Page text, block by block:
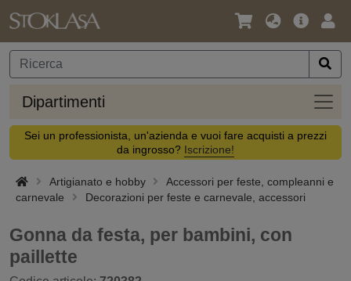
Lingua
Valuta
Offerta
Dipartimenti
Sei un professionista, un'azienda e vuoi fare acquisti a prezzi
da ingrosso? Iscrizione!
Artigianato e hobby
Accessori per feste, compleanni e
carnevale
Decorazioni per feste e carnevale, accessori
Gonna da festa, per bambini, con
paillette